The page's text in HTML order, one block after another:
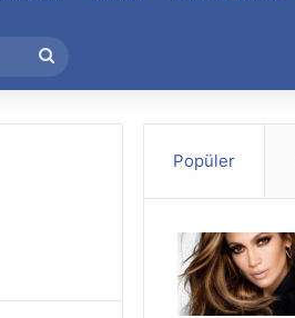
Arama
yap
Popüler